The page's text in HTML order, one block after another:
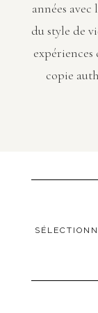
années
du style de
expériences
copie